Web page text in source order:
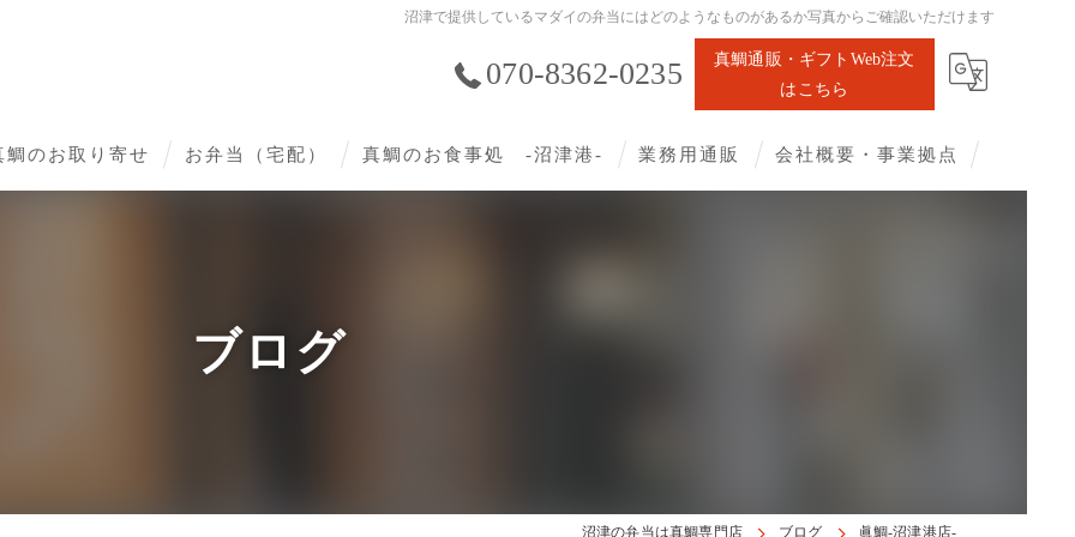
沼津で提供しているマダイの弁当にはどのようなものがあるか写真からご確認いただけます
070-8362-0235
真鯛通販・ギフトWeb注文
はこちら
鯛のお取り寄せ お弁当（宅配） 真鯛のお食事処 -沼津港- 業務用通販 会社概要・事業拠点
ブログ
沼津の弁当は真鯛専門店 ブログ 眞鯛-沼津港店-